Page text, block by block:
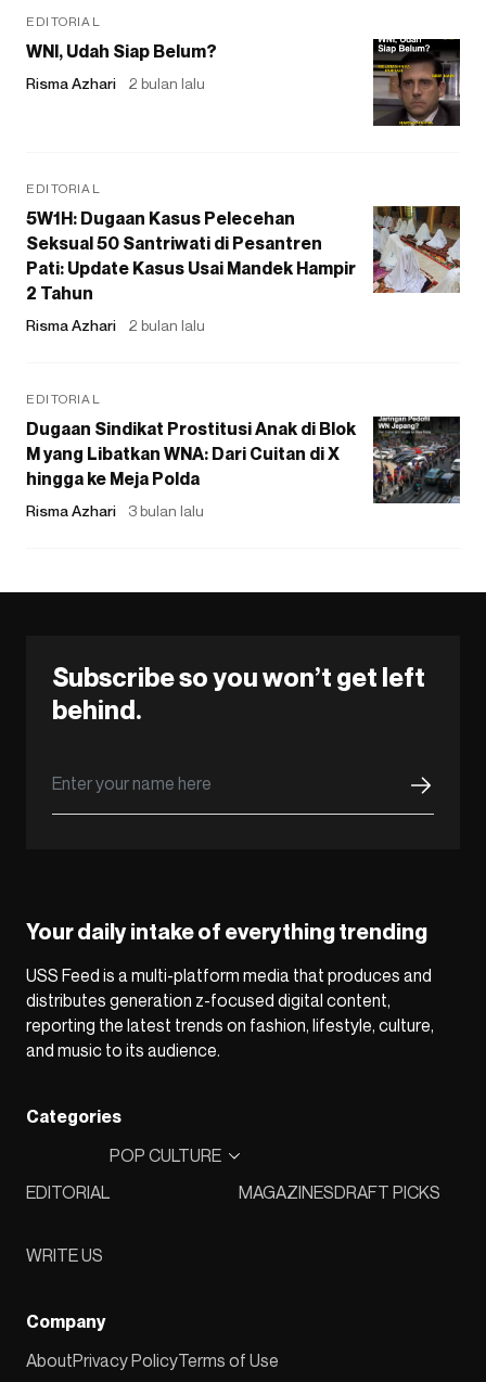
EDITORIAL
WNI, Udah Siap Belum?
Risma Azhari 2 bulan lalu
EDITORIAL
5W1H: Dugaan Kasus Pelecehan
Seksual 50 Santriwati di Pesantren
Pati: Update Kasus Usai Mandek Hampir
2 Tahun
Risma Azhari 2 bulan lalu
EDITORIAL
Dugaan Sindikat Prostitusi Anak di Blok
M yang Libatkan WNA: Dari Cuitan di X
hingga ke Meja Polda
Risma Azhari 3 bulan lalu
Subscribe so you won’t get left
behind.
Your daily intake of everything trending
USS Feed is a multi-platform media that produces and
distributes generation z-focused digital content,
reporting the latest trends on fashion, lifestyle, culture,
and music to its audience.
Categories
EDITORIAL
POP CULTURE
MAGAZINESDRAFT PICKS
WRITE US
Company
AboutPrivacy PolicyTerms of Use